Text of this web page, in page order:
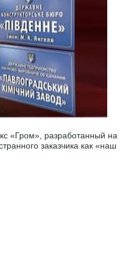
«Гром», разработанный на
заказчика как «наш